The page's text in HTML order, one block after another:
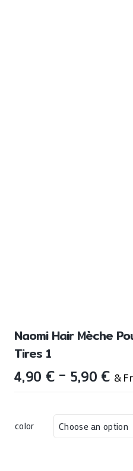
Naomi Hair Mèche
Tires 1
4,90 €– 5,90 € &
color